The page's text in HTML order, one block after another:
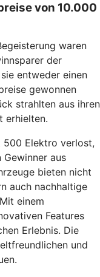
von 10.000
waren
der
entweder einen
gewonnen
strahlten aus ihren
erhielten.
500 Elektro verlost,
aus
bieten nicht
auch nachhaltige
einem
Features
Erlebnis. Die
und